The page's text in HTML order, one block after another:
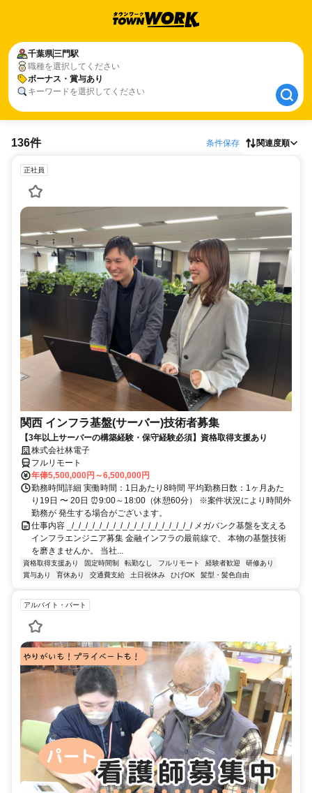
千葉県三門駅
職種を選択してください
ボーナス・賞与あり
キーワードを選択してください
千葉県三門駅
ボーナス・賞与あり
136件 条件保存 関連度順
正社員
関西 インフラ基盤(サーバー)技術者募集
【3年以上サーバーの構築経験・保守経験必須】資格取得支援あり
株式会社林電子
フルリモート
年俸5,500,000円～6,500,000円
勤務時間詳細 実働時間：1日あたり8時間 平均勤務日数：1ヶ月あた
り19日 〜 20日 ⏰9:00～18:00（休憩60分） ※案件状況により時間外
勤務が 発生する場合がございます。
仕事内容 _/_/_/_/_/_/_/_/_/_/_/_/_/_/_/_/_/_/ メガバンク基盤を支える
インフラエンジニア募集 金融インフラの最前線で、 本物の基盤技術
を磨きませんか。 当社...
資格取得支援あり 固定時間制 転勤なし フルリモート 経験者歓迎
研修あり
賞与あり
育休あり 交通費支給 土日祝休み ひげOK 髪型・髪色自由
アルバイト・パート